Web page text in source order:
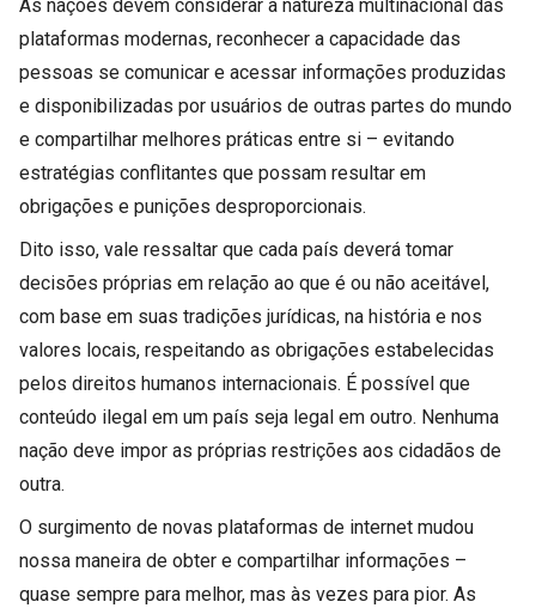
As nações devem considerar a natureza multinacional das
plataformas modernas, reconhecer a capacidade das
pessoas se comunicar e acessar informações produzidas
e disponibilizadas por usuários de outras partes do mundo
e compartilhar melhores práticas entre si – evitando
estratégias conflitantes que possam resultar em
obrigações e punições desproporcionais.
Dito isso, vale ressaltar que cada país deverá tomar
decisões próprias em relação ao que é ou não aceitável,
com base em suas tradições jurídicas, na história e nos
valores locais, respeitando as obrigações estabelecidas
pelos direitos humanos internacionais. É possível que
conteúdo ilegal em um país seja legal em outro. Nenhuma
nação deve impor as próprias restrições aos cidadãos de
outra.
O surgimento de novas plataformas de internet mudou
nossa maneira de obter e compartilhar informações –
quase sempre para melhor, mas às vezes para pior. As